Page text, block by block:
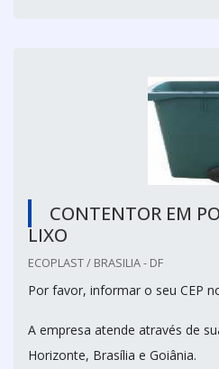
CONTENTOR EM
LIXO
ECOPLAST / BRASILIA - DF
Por favor, informar o seu CEP
A empresa atende através de
Horizonte, Brasília e Goiânia.